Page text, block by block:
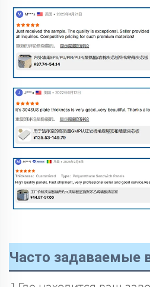
Часто задаваемые